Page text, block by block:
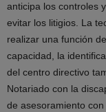
anticipa los controles
evitar los litigios. La
realizar una función
capacidad, la
del centro directivo
Notariado con la
de asesoramiento